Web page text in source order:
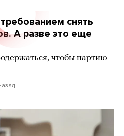
снять
А разве это еще
чтобы партию